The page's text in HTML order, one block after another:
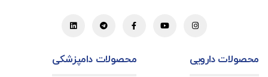
محصولات دارویی محصولات دامپزشکی